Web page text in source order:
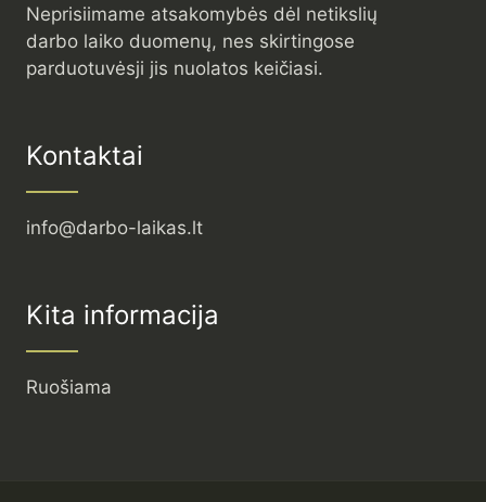
Neprisiimame atsakomybės dėl netikslių
darbo laiko duomenų, nes skirtingose
parduotuvėsji jis nuolatos keičiasi.
Kontaktai
info@darbo-laikas.lt
Kita informacija
Ruošiama